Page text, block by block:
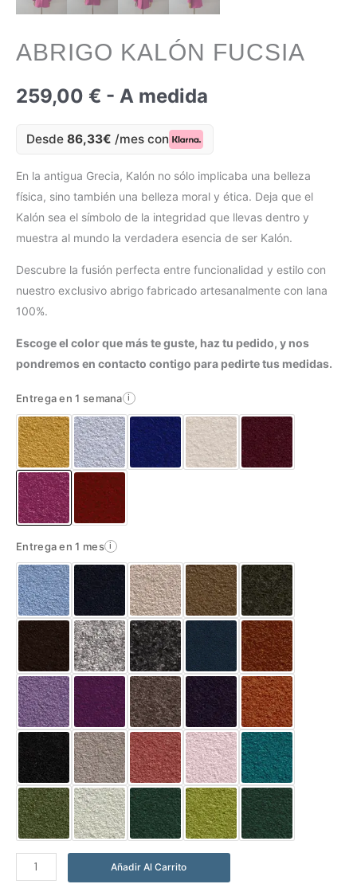
ABRIGO KALÓN FUCSIA
259,00 € - A medida
Desde 86,33€ /mes con
En la antigua Grecia, Kalón no sólo implicaba una belleza
física, sino también una belleza moral y ética. Deja que el
Kalón sea el símbolo de la integridad que llevas dentro y
muestra al mundo la verdadera esencia de ser Kalón.
Descubre la fusión perfecta entre funcionalidad y estilo con
nuestro exclusivo abrigo fabricado artesanalmente con lana
100%.
Escoge el color que más te guste, haz tu pedido, y nos
pondremos en contacto contigo para pedirte tus medidas.
Entrega en 1 semana i
Entrega en 1 mes i
Abrigo
Añadir Al Carrito